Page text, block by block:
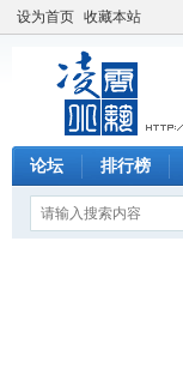
设为首页 收藏本站
论坛 排行榜